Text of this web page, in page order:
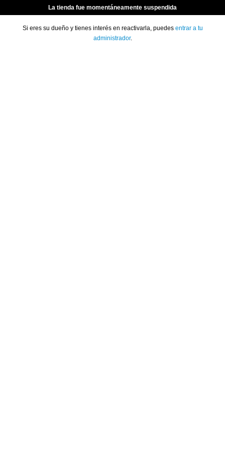
La tienda fue momentáneamente suspendida
Si eres su dueño y tienes interés en reactivarla, puedes entrar a tu
administrador.